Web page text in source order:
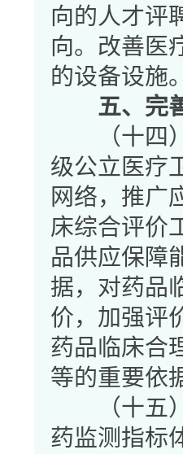
向的人才评
向。改善医
的设备设施
五、完
（十四）
级公立医疗
网络，推广
床综合评价
品供应保障
据，对药品
价，加强评
药品临床合
等的重要依
（十五）
药监测指标